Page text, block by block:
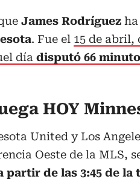
James Rodríguez
. Fue el 15 de abril,
día disputó 66
HOY
United y Los
Oeste de la MLS,
partir de las 3:45 de la